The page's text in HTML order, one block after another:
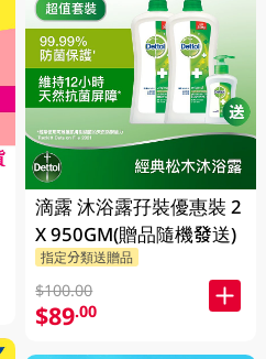
滴露 沐浴露孖裝優惠裝 2
X 950GM(贈品隨機發送)
指定分類送贈品
$100.00
$89.00